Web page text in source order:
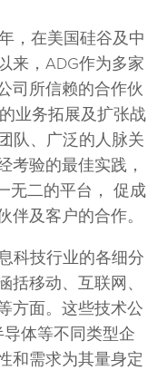
，在美国硅谷及中
来，ADG作为多家
司所信赖的合作伙
业务拓展及扩张战
队、广泛的人脉关
考验的最佳实践，
无二的平台， 促成
及客户的合作。
科技行业的各细分
移动、互联网、
方面。这些技术公
体等不同类型企
和需求为其量身定